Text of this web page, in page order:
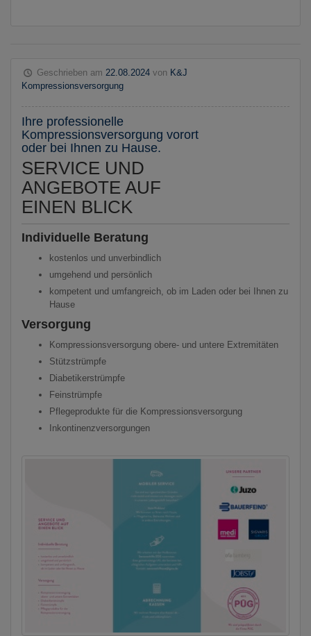
Geschrieben am 22.08.2024 von K&J
Kompressionsversorgung
Ihre professionelle
Kompressionsversorgung vorort
oder bei Ihnen zu Hause.
SERVICE UND
ANGEBOTE AUF
EINEN BLICK
Individuelle Beratung
kostenlos und unverbindlich
umgehend und persönlich
kompetent und umfangreich, ob im Laden oder bei Ihnen zu
Hause
Versorgung
Kompressionsversorgung obere- und untere Extremitäten
Stützstrümpfe
Diabetikerstrümpfe
Feinstrümpfe
Pflegeprodukte für die Kompressionsversorgung
Inkontinenzversorgungen